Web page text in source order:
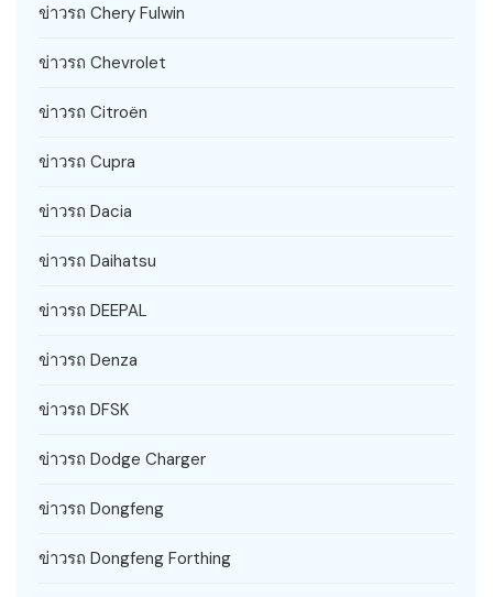
ข่าวรถ Chery Fulwin
ข่าวรถ Chevrolet
ข่าวรถ Citroën
ข่าวรถ Cupra
ข่าวรถ Dacia
ข่าวรถ Daihatsu
ข่าวรถ DEEPAL
ข่าวรถ Denza
ข่าวรถ DFSK
ข่าวรถ Dodge Charger
ข่าวรถ Dongfeng
ข่าวรถ Dongfeng Forthing